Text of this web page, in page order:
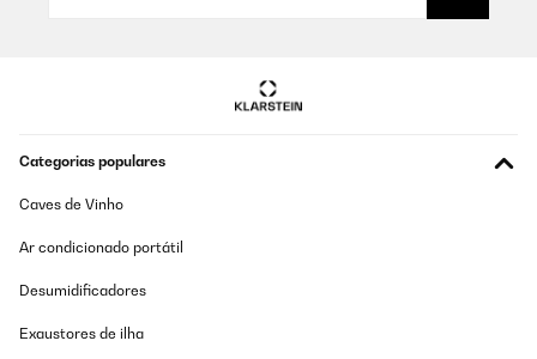
06/05/2025
War schnell zusammengebaut. Der Aufbau ergibt sich von selbst.
Amazon-Benutzer
Traduzir
Categorias populares
Caves de Vinho
Ar condicionado portátil
Desumidificadores
Exaustores de ilha